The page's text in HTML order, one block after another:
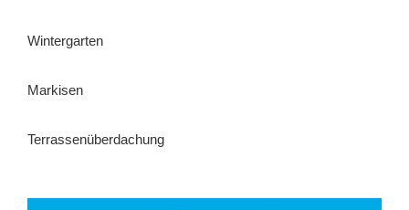
Wintergarten
Markisen
Terrassenüberdachung